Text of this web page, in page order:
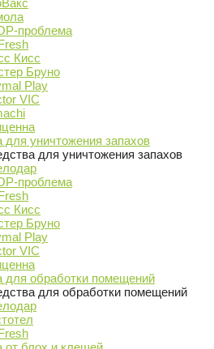
проблема
Кисс
Бруно
Play
VIC
для уничтожения запахов
для уничтожения запахов
проблема
Кисс
Бруно
Play
VIC
для обработки помещений
для обработки помещений